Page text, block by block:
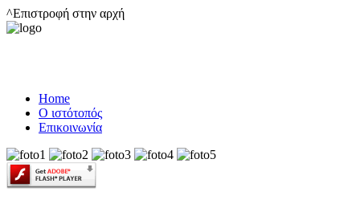
^Επιστροφή στην αρχή
Home
Ο ιστότοπός
Επικοινωνία